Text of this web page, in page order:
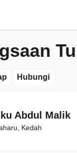
Hubungi
Abdul Malik
Kedah